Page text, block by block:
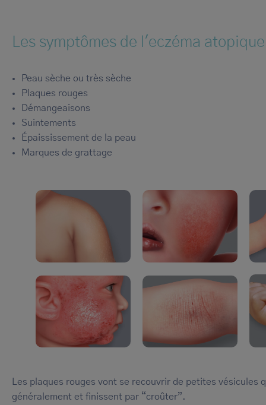
Les symptômes de l'eczéma atopique
Peau sèche ou très sèche
Plaques rouges
Démangeaisons
Suintements
Épaississement de la peau
Marques de grattage
Les plaques rouges vont se recouvrir de petites vésicules
généralement et finissent par “croûter”.